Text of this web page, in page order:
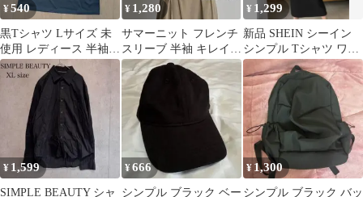
¥540
黒Tシャツ Lサイズ 未
使用 レディース 半袖
シンプル
¥ 1,280
サマーニット フレンチ
スリーブ 半袖 キレイめ
シンプル 無地 ブラック
夏秋
¥ 1,299
新品 SHEIN シーイン
シンプル Tシャツ ワン
ピース
¥ 1,599
SIMPLE BEAUTY シャ
¥666
シンプル ブラック ベー
¥ 1,300
シンプル ブラック バッ